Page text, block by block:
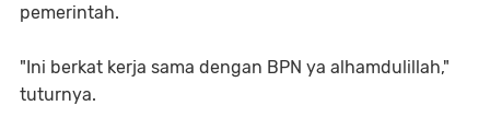
pemerintah.
"Ini berkat kerja sama dengan BPN ya alhamdulillah,"
tuturnya.